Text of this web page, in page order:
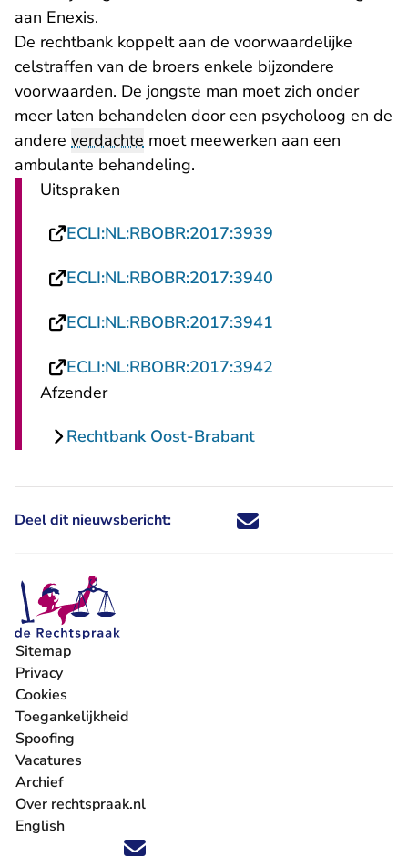
aan Enexis.
De rechtbank koppelt aan de voorwaardelijke
celstraffen van de broers enkele bijzondere
voorwaarden. De jongste man moet zich onder
meer laten behandelen door een psycholoog en de
andere verdachte moet meewerken aan een
ambulante behandeling.
Uitspraken
ECLI:NL:RBOBR:2017:3939
ECLI:NL:RBOBR:2017:3940
ECLI:NL:RBOBR:2017:3941
ECLI:NL:RBOBR:2017:3942
Afzender
Rechtbank Oost-Brabant
Deel dit nieuwsbericht: Deel dit nieuwsbericht via X -
Deel dit nieuwsbericht via
Deel dit nieuwsbericht
Deel dit
Volg ons op X (Twitter) - U verlaat Rechtspraak.nl
Volg ons op Facebook - U verlaat Rechtspraak.nl
Volg ons op Instagram - U verlaat Rechtspraak.nl
Volg ons op Youtube - U verlaat Rechtspraak.nl
Volg ons op LinkedIn - U verlaat
'Blijf op de hoogte' nieuwsbrief - U verlaat
Sitemap
Privacy
Cookies
Toegankelijkheid
Spoofing
Vacatures
- U verlaat Rechtspraak.nl
Archief
Over rechtspraak.nl
English